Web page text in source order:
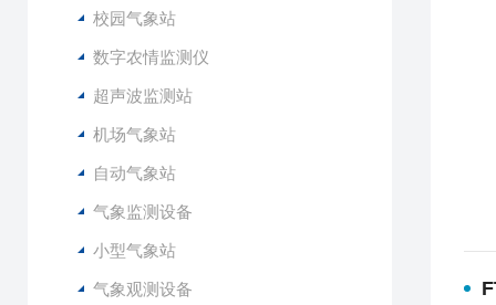
校园气象站
数字农情监测仪
超声波监测站
机场气象站
自动气象站
气象监测设备
小型气象站
气象观测设备